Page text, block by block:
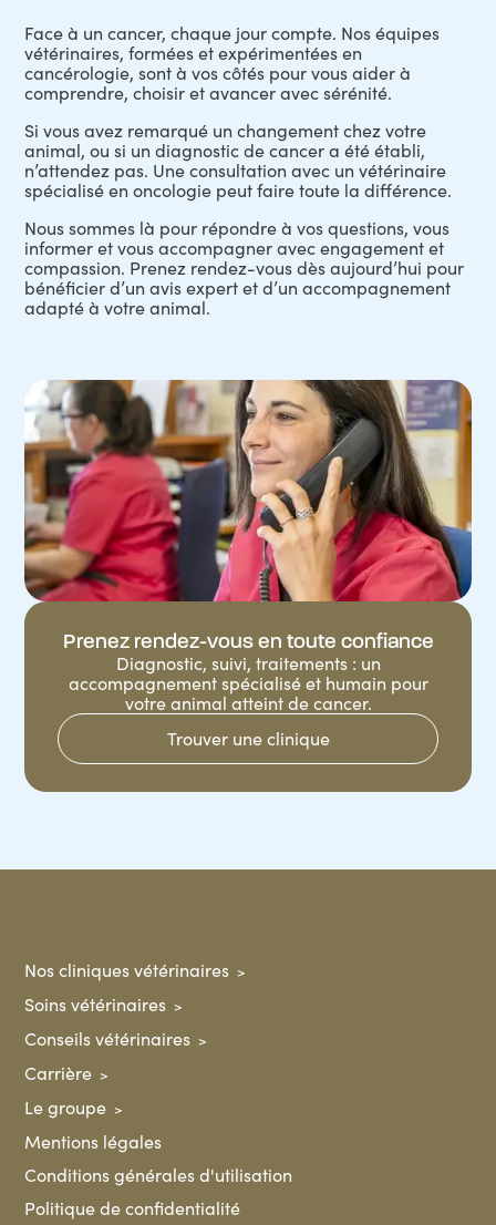
Face à un cancer, chaque jour compte. Nos équipes
vétérinaires, formées et expérimentées en
cancérologie, sont à vos côtés pour vous aider à
comprendre, choisir et avancer avec sérénité.
Si vous avez remarqué un changement chez votre
animal, ou si un diagnostic de cancer a été établi,
n’attendez pas. Une consultation avec un vétérinaire
spécialisé en oncologie peut faire toute la différence.
Nous sommes là pour répondre à vos questions, vous
informer et vous accompagner avec engagement et
compassion. Prenez rendez-vous dès aujourd’hui pour
bénéficier d’un avis expert et d’un accompagnement
adapté à votre animal.
Prenez rendez-vous en toute confiance
Diagnostic, suivi, traitements : un
accompagnement spécialisé et humain pour
votre animal atteint de cancer.
Trouver une clinique
Nos cliniques vétérinaires
Soins vétérinaires
Conseils vétérinaires
Carrière
Le groupe
Mentions légales
Conditions générales d'utilisation
Politique de confidentialité